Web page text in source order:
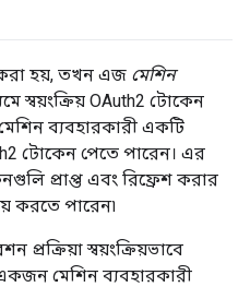
হয়, তখন এজ মেশিন
স্বয়ংক্রিয় OAuth2 টোকেন
ব্যবহারকারী একটি
টোকেন পেতে পারেন। এর
প্রাপ্ত এবং রিফ্রেশ করার
করতে পারেন৷
প্রক্রিয়া স্বয়ংক্রিয়ভাবে
একজন মেশিন ব্যবহারকারী